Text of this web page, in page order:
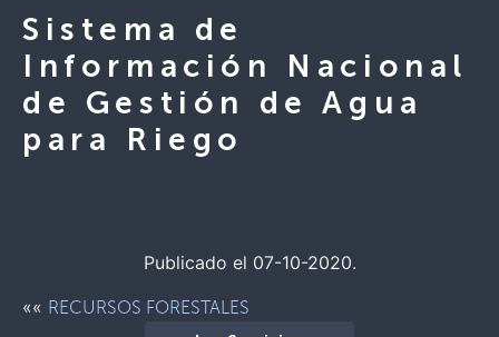
Sistema de
Información Nacional
de Gestión de Agua
para Riego
Publicado el 07-10-2020.
«« RECURSOS FORESTALES